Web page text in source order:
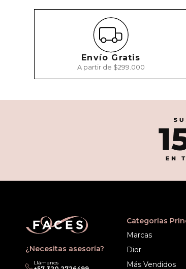
Envío Gratis
A partir de $299.000
¿Necesitas asesoría?
Llámanos
Categorías
Marcas
Dior
Más Vendidos